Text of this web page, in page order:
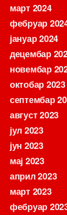
март 2024
фебруар
јануар 2024
децембар
новембар
октобар 2023
септембар
август 2023
јул 2023
јун 2023
мај 2023
април 2023
март 2023
фебруар